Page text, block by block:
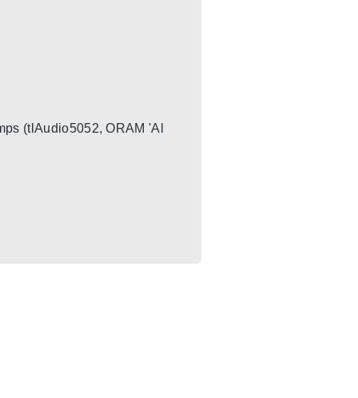
(tlAudio5052, ORAM 'Al